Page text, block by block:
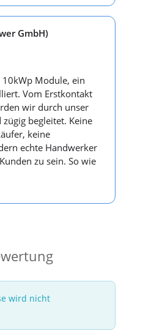
GmbH)
Module, ein
Vom Erstkontakt
wir durch unser
begleitet. Keine
keine
echte Handwerker
zu sein. So wie
wird nicht